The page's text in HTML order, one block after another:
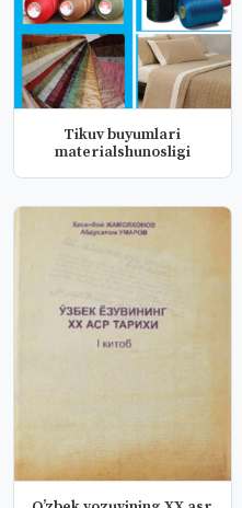
Tikuv buyumlari
materialshunosligi